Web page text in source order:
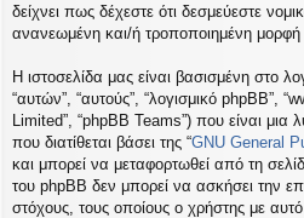
δείχνει πως δέχεστε ότι δεσμεύεστε
ανανεωμένη και/ή τροποποιημένη
Η ιστοσελίδα μας είναι βασισμένη στο
“αυτών”, “αυτούς”, “λογισμικό phpBB”,
Limited”, “phpBB Teams”) που είναι μια
που διατίθεται βάσει της “GNU General
και μπορεί να μεταφορτωθεί από τη
του phpBB δεν μπορεί να ασκήσει την
στόχους, τους οποίους ο χρήστης με